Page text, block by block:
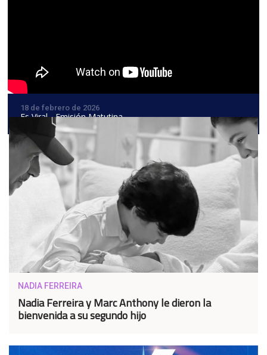
18 de febrero de 2026
Es Viral - Emisión Matutina
NADIA FERREIRA
Nadia Ferreira y Marc Anthony le dieron la
bienvenida a su segundo hijo